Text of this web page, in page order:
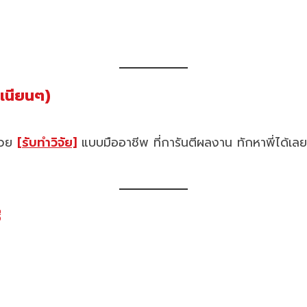
นียนๆ)
ย [รับทำวิจัย] แบบมืออาชีพ ที่การันตีผลงาน ทักหาพี่ได้เล